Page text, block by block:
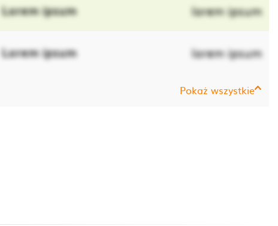
Lorem ipsum lorem ipsum
Lorem ipsum lorem ipsum
Pokaż wszystkie